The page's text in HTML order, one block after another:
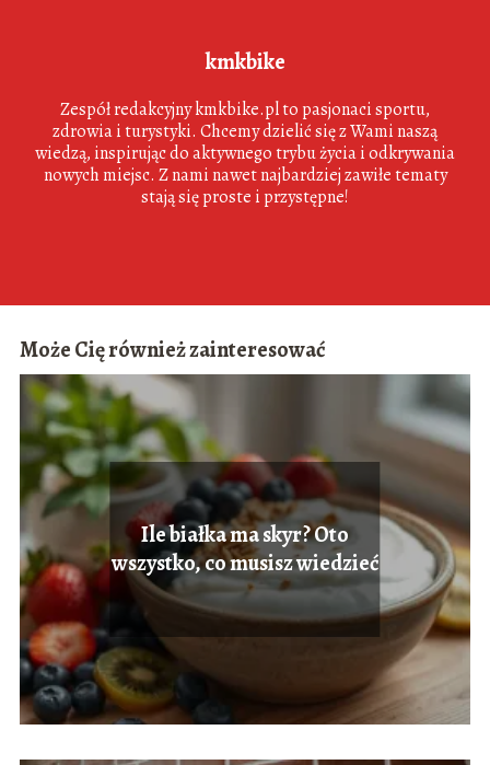
kmkbike
Zespół redakcyjny kmkbike.pl to pasjonaci sportu,
zdrowia i turystyki. Chcemy dzielić się z Wami naszą
wiedzą, inspirując do aktywnego trybu życia i odkrywania
nowych miejsc. Z nami nawet najbardziej zawiłe tematy
stają się proste i przystępne!
Może Cię również zainteresować
Ile białka ma skyr? Oto
wszystko, co musisz wiedzieć